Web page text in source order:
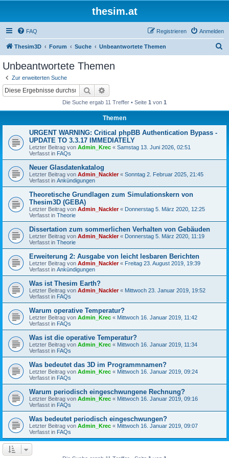
thesim.at
FAQ Anmelden
Registrieren
Thesim3D Forum Suche Unbeantwortete Themen
Unbeantwortete Themen
Zur erweiterten Suche
Suche
Die Suche ergab 11 Treffer • Seite 1 von 1
Themen
URGENT WARNING: Critical phpBB Authentication Bypass -
UPDATE TO 3.3.17 IMMEDIATELY
Letzter Beitrag von Admin_Krec « Samstag 13. Juni 2026, 02:51
Verfasst in FAQs
Neuer Glasdatenkatalog
Letzter Beitrag von Admin_Nackler« Sonntag 2. Februar 2025, 21:45
Verfasst in Ankündigungen
Theoretische Grundlagen zum Simulationskern von
Thesim3D (GEBA)
Letzter Beitrag von Admin_Nackler« Donnerstag 5. März 2020, 12:25
Verfasst in Theorie
Dissertation zum sommerlichen Verhalten von Gebäuden
Letzter Beitrag von Admin_Nackler« Donnerstag 5. März 2020, 11:19
Verfasst in Theorie
Erweiterung 2: Ausgabe von leicht lesbaren Berichten
Letzter Beitrag von Admin_Nackler« Freitag 23. August 2019, 19:39
Verfasst in Ankündigungen
Was ist Thesim Earth?
Letzter Beitrag von Admin_Nackler« Mittwoch 23. Januar 2019, 19:52
Verfasst in FAQs
Warum operative Temperatur?
Letzter Beitrag von Admin_Krec « Mittwoch 16. Januar 2019, 11:42
Verfasst in FAQs
Was ist die operative Temperatur?
Letzter Beitrag von Admin_Krec « Mittwoch 16. Januar 2019, 11:34
Verfasst in FAQs
Was bedeutet das 3D im Programmnamen?
Letzter Beitrag von Admin_Krec « Mittwoch 16. Januar 2019, 09:24
Verfasst in FAQs
Warum periodisch eingeschwungene Rechnung?
Letzter Beitrag von Admin_Krec « Mittwoch 16. Januar 2019, 09:16
Verfasst in FAQs
Was bedeutet periodisch eingeschwungen?
Letzter Beitrag von Admin_Krec « Mittwoch 16. Januar 2019, 09:07
Verfasst in FAQs